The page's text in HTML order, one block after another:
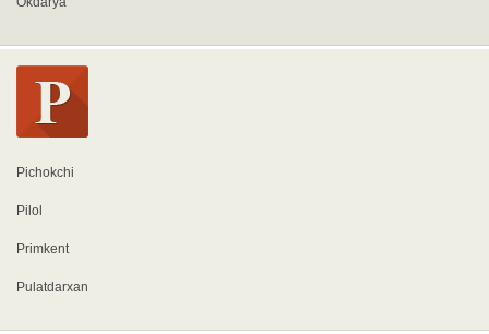
Pichokchi
Pilol
Primkent
Pulatdarxan